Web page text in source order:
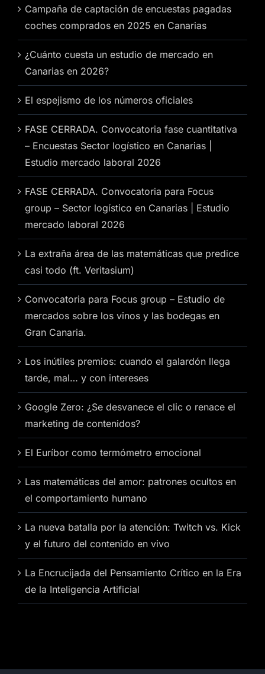
Campaña de captación de encuestas pagadas
coches comprados en 2025 en Canarias
¿Cuánto cuesta un estudio de mercado en
Canarias en 2026?
El espejismo de los números oficiales
FASE CERRADA. Convocatoria fase cuantitativa
– Encuestas Sector logístico en Canarias |
Estudio mercado laboral 2026
FASE CERRADA. Convocatoria para Focus
group – Sector logístico en Canarias | Estudio
mercado laboral 2026
La extraña área de las matemáticas que predice
casi todo (ft. Veritasium)
Convocatoria para Focus group – Estudio de
mercados sobre los vinos y las bodegas en
Gran Canaria.
Los inútiles premios: cuando el galardón llega
tarde, mal… y con intereses
Google Zero: ¿Se desvanece el clic o renace el
marketing de contenidos?
El Euríbor como termómetro emocional
Las matemáticas del amor: patrones ocultos en
el comportamiento humano
La nueva batalla por la atención: Twitch vs. Kick
y el futuro del contenido en vivo
La Encrucijada del Pensamiento Crítico en la Era
de la Inteligencia Artificial